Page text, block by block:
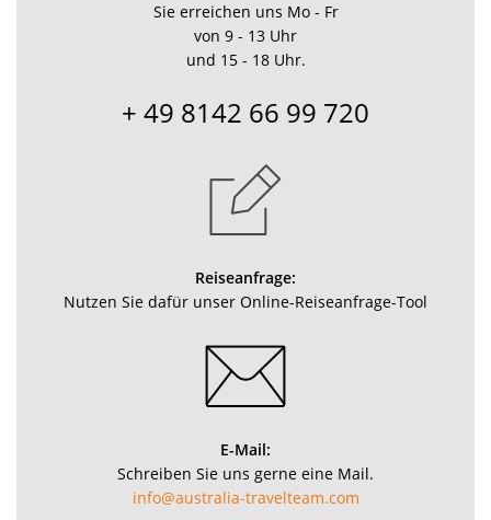
Sie erreichen uns Mo - Fr
von 9 - 13 Uhr
und 15 - 18 Uhr.
+ 49 8142 66 99 720
Reiseanfrage:
Nutzen Sie dafür unser Online-Reiseanfrage-Tool
E-Mail:
Schreiben Sie uns gerne eine Mail.
info@australia-travelteam.com